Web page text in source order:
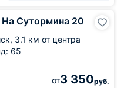
Сутормина 20
3.1 км от центра
65
от3 350руб.